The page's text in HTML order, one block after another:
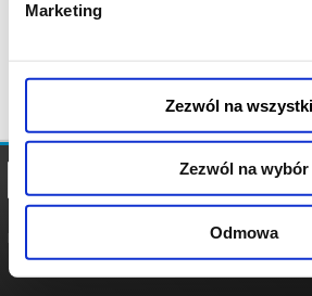
Marketing
Zezwól na
Zezwól na wybór
Odmowa
POLITYKA